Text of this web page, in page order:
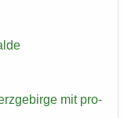
mit pro­